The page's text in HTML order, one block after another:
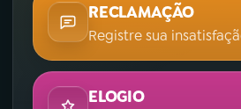
RECLAMAÇÃO
Registre sua
ELOGIO